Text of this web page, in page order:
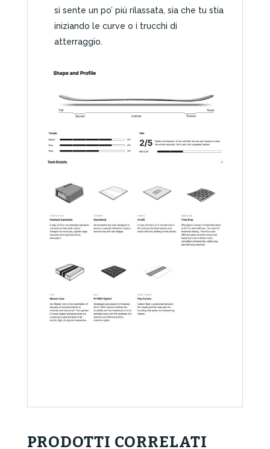
si sente un po’ più rilassata, sia che tu stia
iniziando le curve o i trucchi di
atterraggio.
PRODOTTI CORRELATI